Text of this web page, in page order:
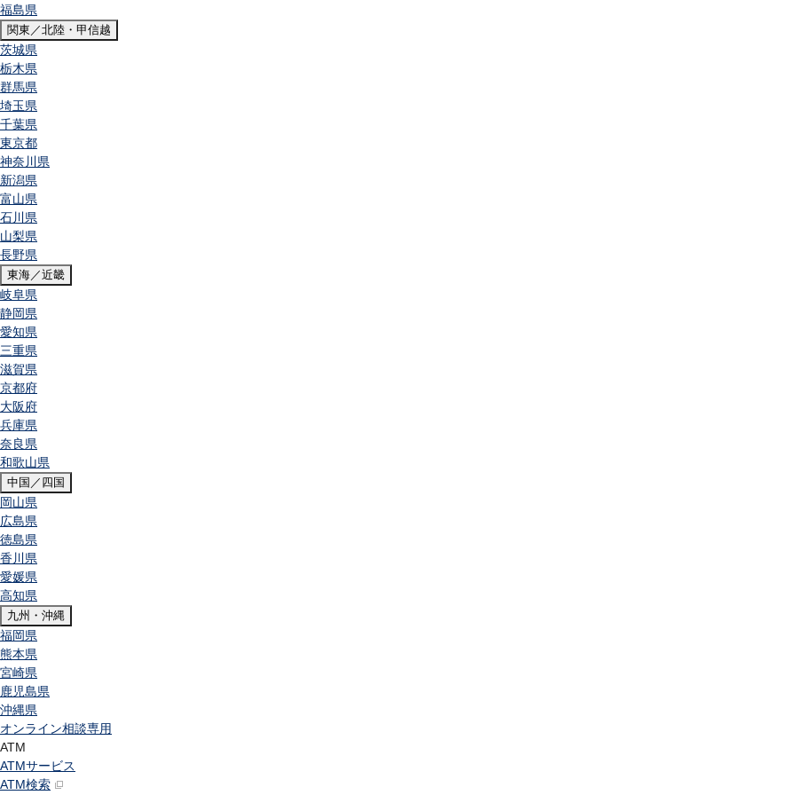
福島県
関東／北陸・甲信越
茨城県
栃木県
群馬県
埼玉県
千葉県
東京都
神奈川県
新潟県
富山県
石川県
山梨県
長野県
東海／近畿
岐阜県
静岡県
愛知県
三重県
滋賀県
京都府
大阪府
兵庫県
奈良県
和歌山県
中国／四国
岡山県
広島県
徳島県
香川県
愛媛県
高知県
九州・沖縄
福岡県
熊本県
宮崎県
鹿児島県
沖縄県
オンライン相談専用
ATM
ATMサービス
ATM検索